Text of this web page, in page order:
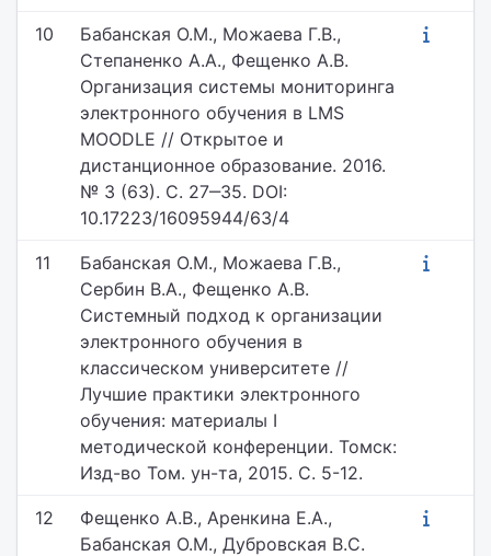
10
Бабанская О.М., Можаева Г.В.,
Степаненко А.А., Фещенко А.В.
Организация системы мониторинга
электронного обучения в LMS
MOODLE // Открытое и
дистанционное образование. 2016.
№ 3 (63). С. 27‒35. DOI:
10.17223/16095944/63/4
11
Бабанская О.М., Можаева Г.В.,
Сербин В.А., Фещенко А.В.
Системный подход к организации
электронного обучения в
классическом университете //
Лучшие практики электронного
обучения: материалы I
методической конференции. Томск:
Изд-во Том. ун-та, 2015. С. 5-12.
12
Фещенко А.В., Аренкина Е.А.,
Бабанская О.М., Дубровская В.С.